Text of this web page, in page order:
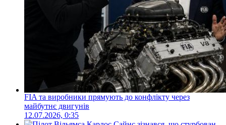
FIA та виробники прямують до конфлікту через
майбутнє двигунів
12.07.2026, 0:35